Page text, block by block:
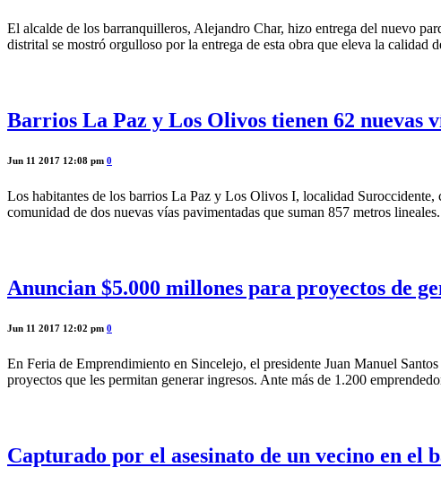
El alcalde de los barranquilleros, Alejandro Char, hizo entrega del nuevo
distrital se mostró orgulloso por la entrega de esta obra que eleva la calidad
Barrios La Paz y Los Olivos tienen 62 nuevas
Jun 11 2017 12:08 pm 0
Los habitantes de los barrios La Paz y Los Olivos I, localidad
comunidad de dos nuevas vías pavimentadas que suman 857 metros
Anuncian $5.000 millones para proyectos de
Jun 11 2017 12:02 pm 0
En Feria de Emprendimiento en Sincelejo, el presidente Juan Manuel
proyectos que les permitan generar ingresos. Ante más de 1.200
Capturado por el asesinato de un vecino en